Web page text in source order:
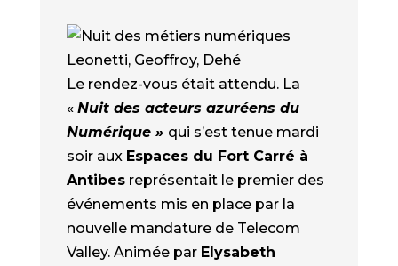
Le rendez-vous était attendu. La
« Nuit des acteurs azuréens du
Numérique » qui s’est tenue mardi
soir aux Espaces du Fort Carré à
Antibes représentait le premier des
événements mis en place par la
nouvelle mandature de Telecom
Valley. Animée par Elysabeth